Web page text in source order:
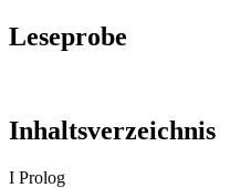
Leseprobe
Inhaltsverzeichnis
I Prolog